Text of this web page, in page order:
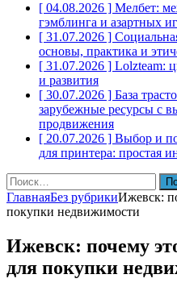
[ 04.08.2026 ] Мелбет:
гэмблинга и азартных
[ 31.07.2026 ]
основы, практика и
[ 31.07.2026 ] Lolzteam:
и развития
[ 30.07.2026 ] База
зарубежные ресурсы с
продвижения
[ 20.07.2026 ] Выбор и
для принтера: простая
Найти:
ГлавнаяБез рубрикиИжевск:
покупки недвижимости
Ижевск: почему
для покупки